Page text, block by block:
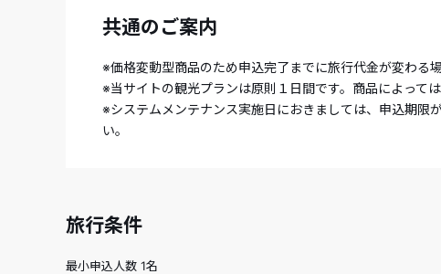
共通のご案内
※価格変動型商品のため申込完了までに旅行代金が変わる場
※当サイトの観光プランは原則１日間です。商品によって
※システムメンテナンス実施日におきましては、申込期限
い。
旅行条件
最小申込人数 1名